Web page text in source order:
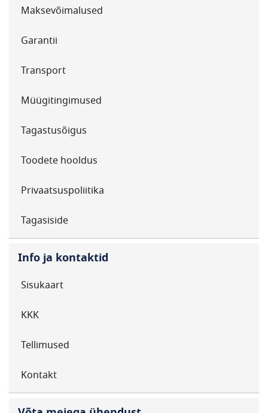
Maksevõimalused
Garantii
Transport
Müügitingimused
Tagastusõigus
Toodete hooldus
Privaatsuspoliitika
Tagasiside
Info ja kontaktid
Sisukaart
KKK
Tellimused
Kontakt